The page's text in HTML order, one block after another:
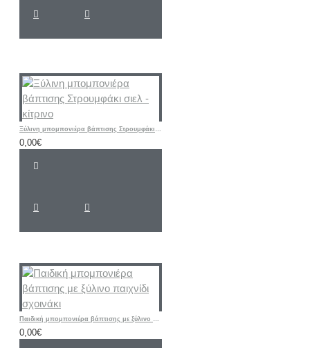
Ξύλινη μπομπονιέρα βάπτισης Στρουμφάκι σιελ - κίτρινο
0,00€
Παιδική μπομπονιέρα βάπτισης με ξύλινο παιχνίδι σχοινάκι
0,00€